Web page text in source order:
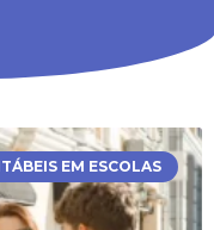
EM ESCOLAS